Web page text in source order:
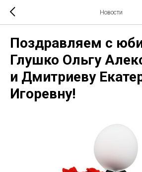
Новости
Поздравляем с
Глушко Ольгу
и Дмитриеву
Игоревну!